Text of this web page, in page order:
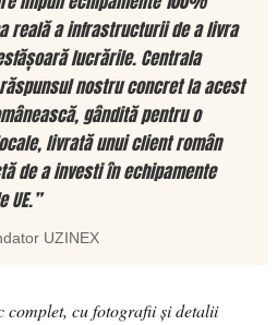
reală a infrastructurii de a livra
lucrările. Centrala
nostru concret la acest
gândită pentru o
livrată unui client român
de a investi în echipamente
UZINEX
complet, cu fotografii și detalii